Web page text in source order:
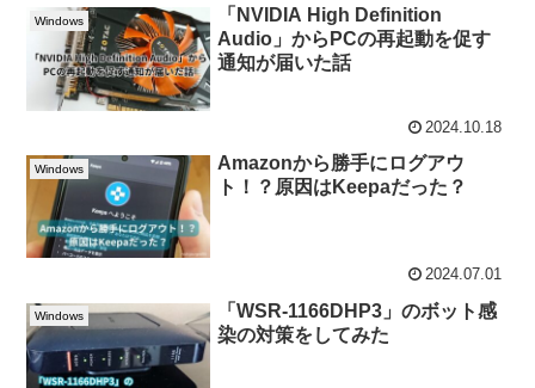
Windows
「NVIDIA High Definition
Audio」からPCの再起動を促す
通知が届いた話
2024.10.18
Windows
Amazonから勝手にログアウ
ト！？原因はKeepaだった？
2024.07.01
Windows
「WSR-1166DHP3」のボット感
染の対策をしてみた